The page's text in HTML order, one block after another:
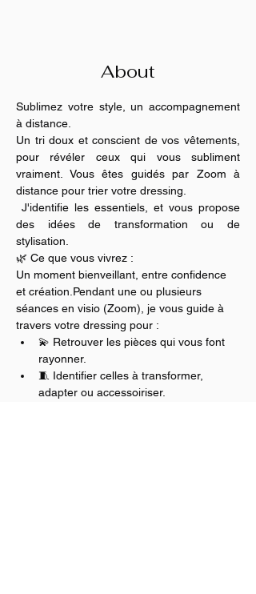
About
Sublimez votre style, un accompagnement
à distance.
Un tri doux et conscient de vos vêtements,
pour révéler ceux qui vous subliment
vraiment. Vous êtes guidés par Zoom à
distance pour trier votre dressing.
J'identifie les essentiels, et vous propose
des idées de transformation ou de
stylisation.
🌿 Ce que vous vivrez :
Un moment bienveillant, entre confidence
et création.Pendant une ou plusieurs
séances en visio (Zoom), je vous guide à
travers votre dressing pour :
💫 Retrouver les pièces qui vous font
rayonner.
🧵 Identifier celles à transformer,
adapter ou accessoiriser.